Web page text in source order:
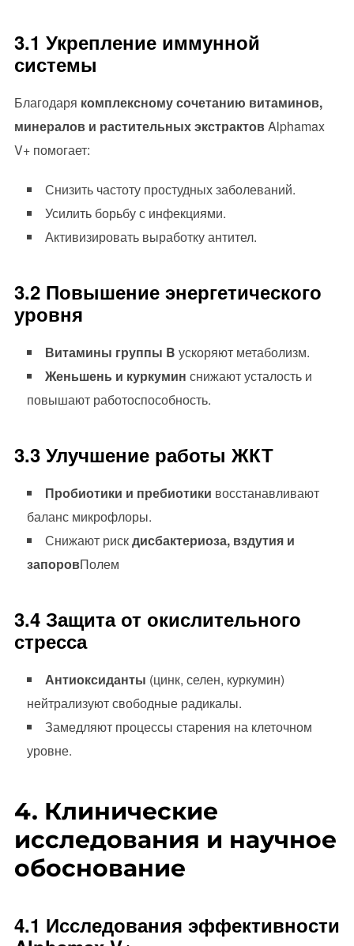
3.1 Укрепление иммунной
системы
Благодаря комплексному сочетанию витаминов,
минералов и растительных экстрактовAlphamax
V+ помогает:
Снизить частоту простудных заболеваний.
Усилить борьбу с инфекциями.
Активизировать выработку антител.
3.2 Повышение энергетического
уровня
Витамины группы B ускоряют метаболизм.
Женьшень и куркумин снижают усталость и
повышают работоспособность.
3.3 Улучшение работы ЖКТ
Пробиотики и пребиотики восстанавливают
баланс микрофлоры.
Снижают рискдисбактериоза, вздутия и
запоровПолем
3.4 Защита от окислительного
стресса
Антиоксиданты (цинк, селен, куркумин)
нейтрализуют свободные радикалы.
Замедляют процессы старения на клеточном
уровне.
4. Клинические
исследования и научное
обоснование
4.1 Исследования эффективности